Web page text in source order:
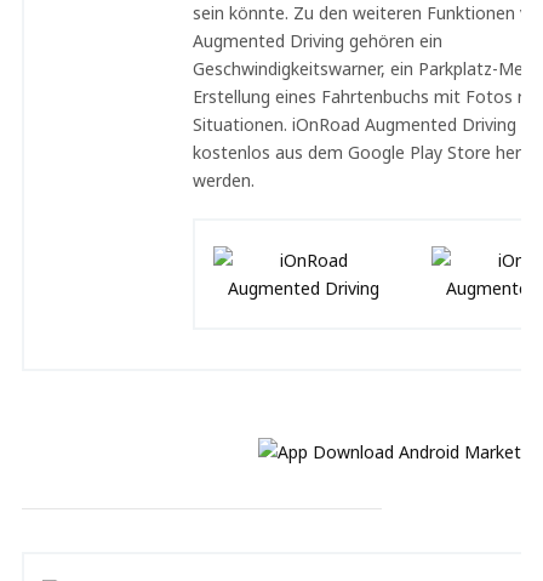
sein könnte. Zu den weiteren Funktionen
Augmented Driving gehören ein
Geschwindigkeitswarner, ein Parkplatz-
Erstellung eines Fahrtenbuchs mit Fotos
Situationen. iOnRoad Augmented Driving
kostenlos aus dem Google Play Store
werden.